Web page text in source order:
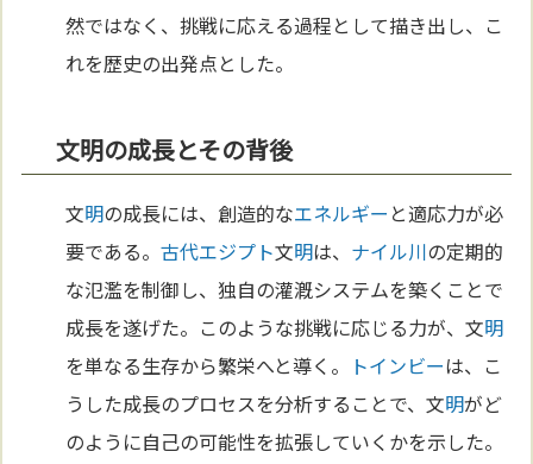
然ではなく、挑戦に応える過程として描き出し、こ
れを歴史の出発点とした。
文明の成長とその背後
文明の成長には、創造的なエネルギー と適応力が必
要である。古代エジプト文明は、 ナイル川の定期的
な氾濫を制御し、独自の灌漑システムを築くことで
成長を遂げた。このような挑戦に応じる力が、文明
を単なる生存から繁栄へと導く。
トインビーは、こ
うした成長のプロセスを分析することで、文明がど
のように自己の可能性を拡張していくかを示した。